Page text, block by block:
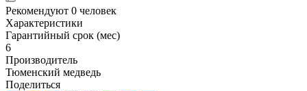
Рекомендуют 0 человек
Характеристики
Гарантийный срок (мес)
6
Производитель
Тюменский медведь
Поделиться